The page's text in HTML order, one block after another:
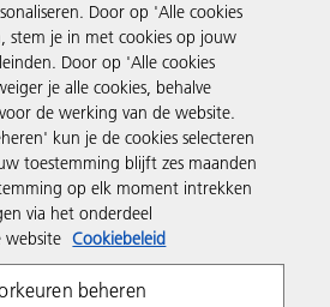
Door op 'Alle cookies
stem je in met cookies op jouw
Door op 'Alle cookies
je alle cookies, behalve
de werking van de website.
kun je de cookies selecteren
toestemming blijft zes maanden
op elk moment intrekken
via het onderdeel
website Cookiebeleid
beheren